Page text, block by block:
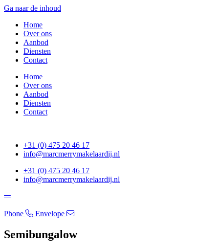
Ga naar de inhoud
Home
Over ons
Aanbod
Diensten
Contact
Home
Over ons
Aanbod
Diensten
Contact
+31 (0) 475 20 46 17
info@marcmerrymakelaardij.nl
+31 (0) 475 20 46 17
info@marcmerrymakelaardij.nl
Phone Envelope
Semibungalow